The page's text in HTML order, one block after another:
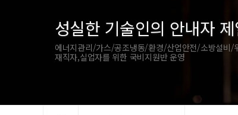
성실한 기술인의 안내자
에너지관리/가스/공조냉동/환경/산업안전/소방설비/
재직자,실업자를 위한 국비지원반 운영